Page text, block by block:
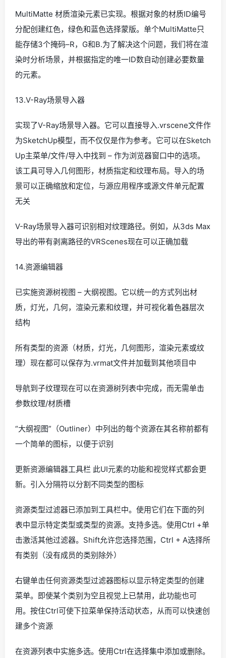
MultiMatte 材质渲染元素已实现。根据对象的材质ID编号
分配创建红色，绿色和蓝色选择蒙版。单个MultiMatte只
能存储3个掩码–R，G和B.为了解决这个问题，我们将在渲
染时分析场景，并根据指定的唯一ID数自动创建必要数量
的元素。
13.V-Ray场景导入器
实现了V-Ray场景导入器。它可以直接导入.vrscene文件作
为SketchUp模型，而不仅仅是作为参考。它可以在Sketch
Up主菜单/文件/导入中找到 – 作为浏览器窗口中的选项。
该工具可导入几何图形，材质指定和纹理布局。导入的场
景可以正确缩放和定位，与源应用程序或源文件单元配置
无关
V-Ray场景导入器可识别相对纹理路径。例如，从3ds Max
导出的带有剥离路径的VRScenes现在可以正确加载
14.资源编辑器
已实施资源树视图 – 大纲视图。它以统一的方式列出材
质，灯光，几何，渲染元素和纹理，并可视化着色器层次
结构
所有类型的资源（材质，灯光，几何图形，渲染元素或纹
理）现在都可以保存为.vrmat文件并加载到其他项目中
导航到子纹理现在可以在资源树列表中完成，而无需单击
参数纹理/材质槽
“大纲视图”（Outliner）中列出的每个资源在其名称前都有
一个简单的图标，以便于识别
更新资源编辑器工具栏 此UI元素的功能和视觉样式都会更
新。引入分隔符以分割不同类型的图标
资源类型过滤器已添加到工具栏中。使用它们在下面的列
表中显示特定类型或类型的资源。支持多选。使用Ctrl +单
击激活其他过滤器。Shift允许您选择范围，Ctrl + A选择所
有类别（没有成员的类别除外）
右键单击任何资源类型过滤器图标以显示特定类型的创建
菜单。即使某个类别为空且视觉上已禁用，此功能也可
用。按住Ctrl可使下拉菜单保持活动状态，从而可以快速创
建多个资源
在资源列表中实施多选。使用Ctrl在选择集中添加或删除。